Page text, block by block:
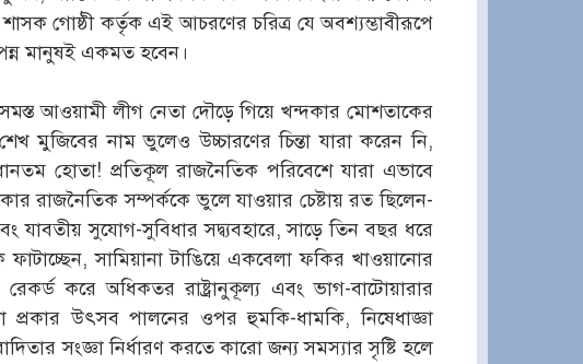
গোষ্ঠী কর্তৃক এই আচরণের চরিত্র যে অবশ্যম্ভাবীরূপে
মানুষই একমত হবেন।
আওয়ামী লীগ নেতা দৌড়ে গিয়ে খন্দকার মোশতাকের
মুজিবের নাম ভুলেও উচ্চারণের চিন্তা যারা করেন নি,
হোতা! প্রতিকূল রাজনৈতিক পরিবেশে যারা এভাবে
রাজনৈতিক সম্পর্ককে ভুলে যাওয়ার চেষ্টায় রত ছিলেন-
যাবতীয় সুযোগ-সুবিধার সদ্ব্যবহারে, সাড়ে তিন বছর ধরে
সামিয়ানা টাঙিয়ে একবেলা ফকির খাওয়ানোর
করে অধিকতর রাষ্ট্রানুকূল্য এবং ভাগ-বাটোয়ারার
প্রকার উৎসব পালনের ওপর হুমকি-ধামকি, নিষেধাজ্ঞা
সংজ্ঞা নির্ধারণ করতে কারো জন্য সমস্যার সৃষ্টি হলে